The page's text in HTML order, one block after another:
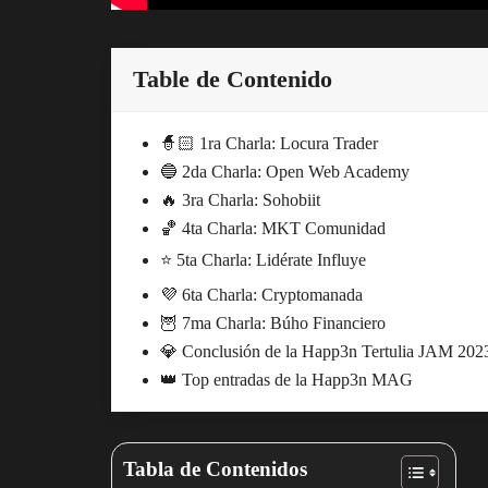
Table de Contenido
🧙🏻 1ra Charla: Locura Trader
🔵 2da Charla: Open Web Academy
🔥 3ra Charla: Sohobiit
🏀 4ta Charla: MKT Comunidad
⭐️ 5ta Charla: Lidérate Influye
💜 6ta Charla: Cryptomanada
🦉 7ma Charla: Búho Financiero
💎 Conclusión de la Happ3n Tertulia JAM
👑 Top entradas de la Happ3n MAG
Tabla de Contenidos